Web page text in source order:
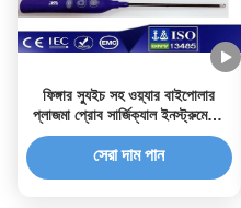
ফিঙ্গার স্যুইচ সহ ওয়্যার বাইপোলার
প্লাজমা প্রোব সার্জিক্যাল ইনস্ট্রুমেন্টের
অভাব
সেরা দাম পান